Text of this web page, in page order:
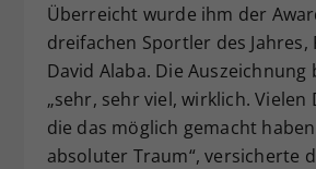
Überreicht wurde ihm der
dreifachen Sportler des Jahres,
David Alaba. Die
„sehr, sehr viel, wirklich. Vielen
die das möglich gemacht
absoluter Traum“, versicherte